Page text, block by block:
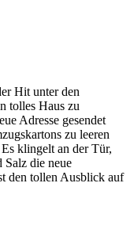
Hit unter den
tolles Haus zu
Adresse gesendet
zu leeren
klingelt an der Tür,
die neue
den tollen Ausblick auf